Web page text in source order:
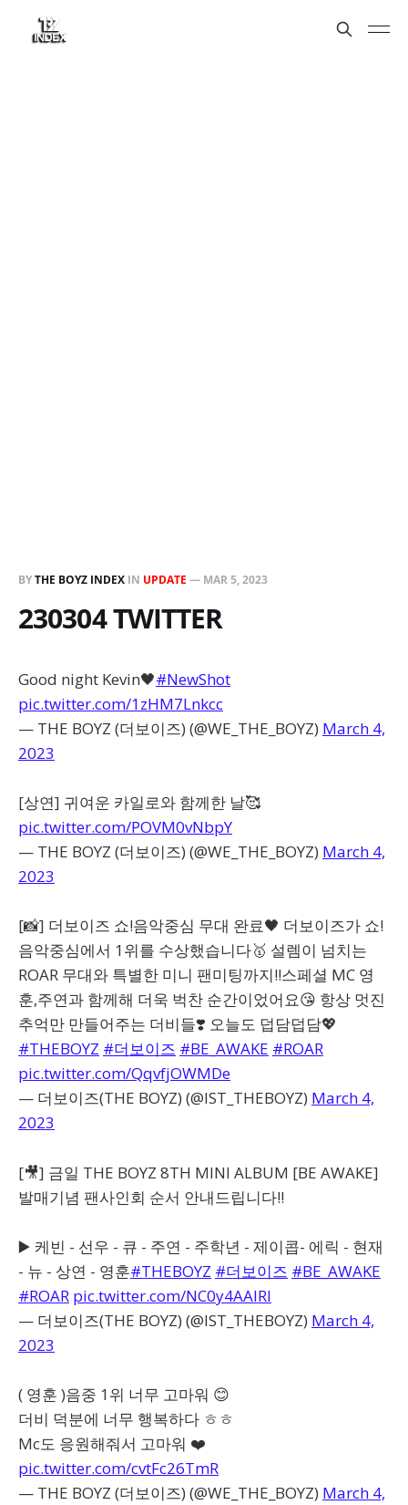
BYTHE BOYZ INDEX IN UPDATE — MAR 5, 2023
230304 TWITTER
Good night Kevin🖤#NewShot
pic.twitter.com/1zHM7Lnkcc
— THE BOYZ (더보이즈) (@WE_THE_BOYZ) March 4,
2023
[상연] 귀여운 카일로와 함께한 날🥰
pic.twitter.com/POVM0vNbpY
— THE BOYZ (더보이즈) (@WE_THE_BOYZ) March 4,
2023
[📸] 더보이즈 쇼!음악중심 무대 완료🖤 더보이즈가 쇼!
음악중심에서 1위를 수상했습니다🥇 설렘이 넘치는
ROAR 무대와 특별한 미니 팬미팅까지‼️스페셜 MC 영
훈,주연과 함께해 더욱 벅찬 순간이었어요😘 항상 멋진
추억만 만들어주는 더비들❣️ 오늘도 덥담덥담💖
#THEBOYZ #더보이즈 #BE_AWAKE #ROAR
pic.twitter.com/QqvfjOWMDe
— 더보이즈(THE BOYZ) (@IST_THEBOYZ) March 4,
2023
[🎥] 금일 THE BOYZ 8TH MINI ALBUM [BE AWAKE]
발매기념 팬사인회 순서 안내드립니다‼️
▶️ 케빈 - 선우 - 큐 - 주연 - 주학년 - 제이콥- 에릭 - 현재
- 뉴 - 상연 - 영훈#THEBOYZ #더보이즈 #BE_AWAKE
#ROAR pic.twitter.com/NC0y4AAIRI
— 더보이즈(THE BOYZ) (@IST_THEBOYZ) March 4,
2023
( 영훈 )음중 1위 너무 고마워 😊
더비 덕분에 너무 행복하다 ㅎㅎ
Mc도 응원해줘서 고마워 ❤️
pic.twitter.com/cvtFc26TmR
— THE BOYZ (더보이즈) (@WE_THE_BOYZ) March 4,